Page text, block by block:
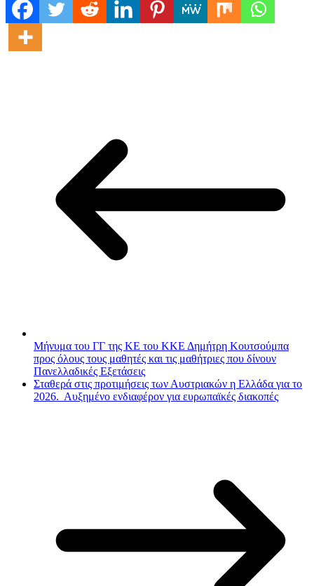
Μήνυμα του ΓΓ της ΚΕ του ΚΚΕ Δημήτρη Κουτσούμπα
προς όλους τους μαθητές και τις μαθήτριες που δίνουν
Πανελλαδικές Εξετάσεις
Σταθερά στις προτιμήσεις των Αυστριακών η Ελλάδα για το
2026. Αυξημένο ενδιαφέρον για ευρωπαϊκές διακοπές